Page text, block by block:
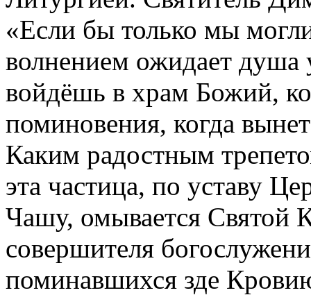
«Если бы только мы
волнением ожидает душа
войдёшь в храм Божий,
поминовения, когда
Каким радостным
эта частица, по уставу
Чашу, омывается Святой
совершителя
поминавшихся зде